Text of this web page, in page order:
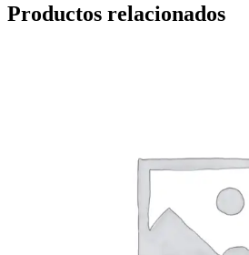
Productos relacionados